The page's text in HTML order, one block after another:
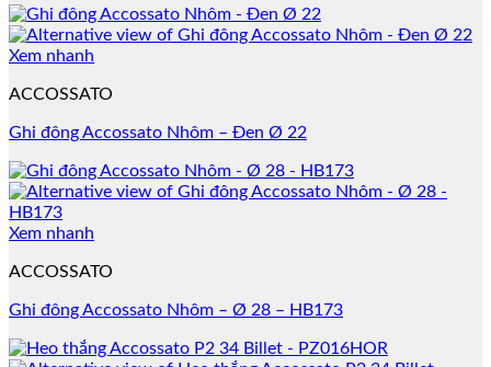
Xem nhanh
ACCOSSATO
Ghi đông Accossato Nhôm – Đen Ø 22
Xem nhanh
ACCOSSATO
Ghi đông Accossato Nhôm – Ø 28 – HB173